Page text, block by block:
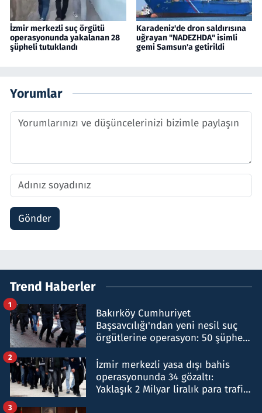
İzmir merkezli suç örgütü
operasyonunda yakalanan 28
şüpheli tutuklandı
Karadeniz'de dron saldırısına
uğrayan "NADEZHDA" isimli
gemi Samsun'a getirildi
Yorumlar
Gönder
Trend Haberler
Bakırköy Cumhuriyet
Başsavcılığı'ndan yeni nesil suç
örgütlerine operasyon: 50 şüpheli
1
İzmir merkezli yasa dışı bahis
operasyonunda 34 gözaltı:
Yaklaşık 2 Milyar liralık para trafiği
2
3